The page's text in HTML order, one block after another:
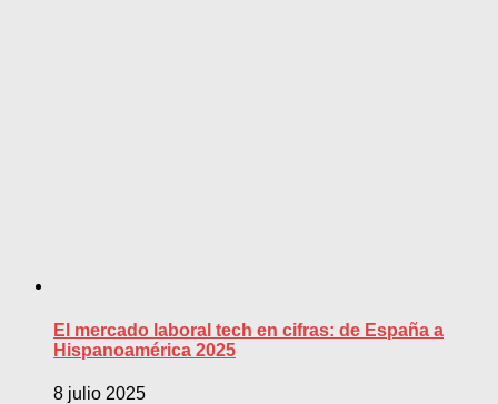
El mercado laboral tech en cifras: de España a
Hispanoamérica 2025
8 julio 2025